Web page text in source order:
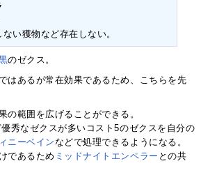
い獲物など存在しない。
のゼクス。
はあるが常在効果であるため、こちらを先
の範囲を広げることができる。
秀なゼクスが多いコスト5のゼクスを自分の
ニーベインなどで処理できるようになる。
であるため ミッドナイトエンペラー との共